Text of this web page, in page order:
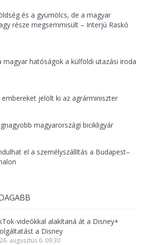
és a gyümölcs, de a magyar
része megsemmisült – Interjú Raskó
magyar hatóságok a külföldi utazási iroda
jelölt ki az agrárminiszter
magyarországi bicikligyár
el a személyszállítás a Budapest–
videókkal alakítaná át a Disney+
a Disney
augusztus 6. 09:30